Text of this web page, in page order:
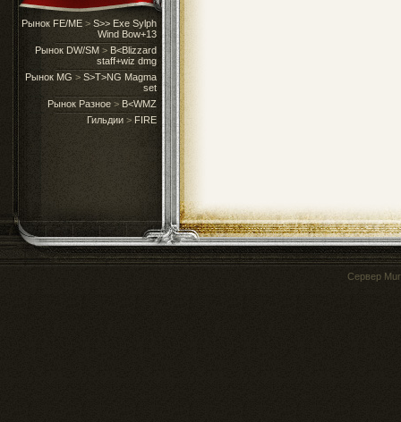
Рынок FE/ME > S>> Exe Sylph
Wind Bow+13
Рынок DW/SM > B<Blizzard
staff+wiz dmg
Рынок MG > S>T>NG Magma
set
Рынок Разное > B<WMZ
Гильдии > FIRE
Сервер